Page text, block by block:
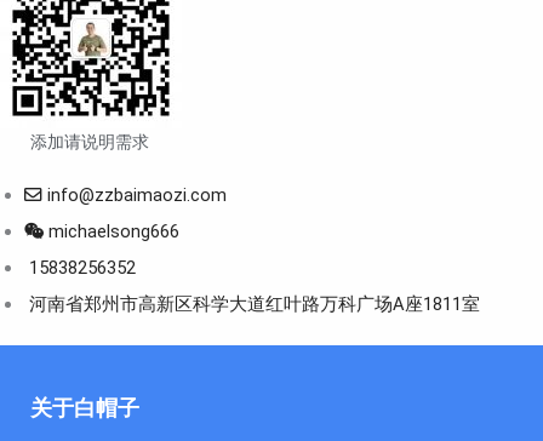
添加请说明需求
info@zzbaimaozi.com
michaelsong666
15838256352
河南省郑州市高新区科学大道红叶路万科广场A座1811室
关于白帽子